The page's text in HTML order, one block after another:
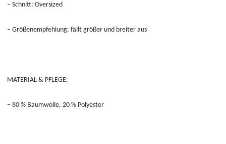
– Schnitt: Oversized
– Größenempfehlung: fällt größer und breiter aus
MATERIAL & PFLEGE:
– 80 % Baumwolle, 20 % Polyester